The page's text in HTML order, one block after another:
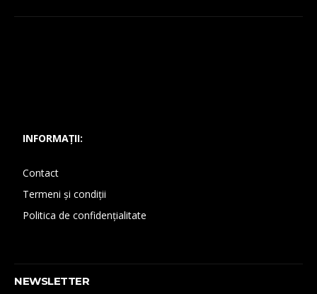
INFORMAȚII:
Contact
Termeni și condiții
Politica de confidențialitate
NEWSLETTER